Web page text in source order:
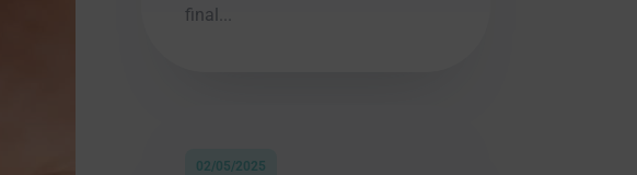
final...
02/05/2025